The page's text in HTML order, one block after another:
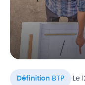
Définition BTP Le